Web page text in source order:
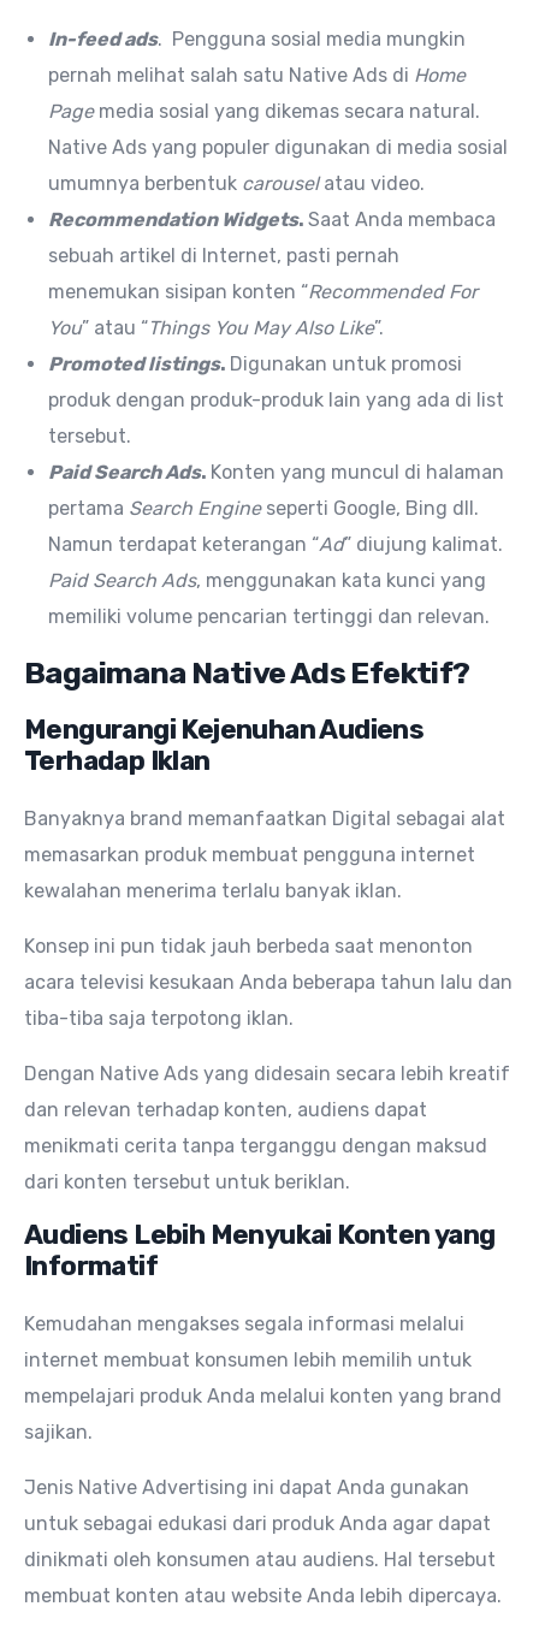
In-feed ads. Pengguna sosial media mungkin
pernah melihat salah satu Native Ads di Home
Pagemedia sosial yang dikemas secara natural.
Native Ads yang populer digunakan di media sosial
umumnya berbentuk carouselatau video.
Recommendation Widgets. Saat Anda membaca
sebuah artikel di Internet, pasti pernah
menemukan sisipan konten “Recommended For
You” atau “Things You May Also Like”.
Promoted listings. Digunakan untuk promosi
produk dengan produk-produk lain yang ada di list
tersebut.
Paid Search Ads. Konten yang muncul di halaman
pertama Search Engineseperti Google, Bing dll.
Namun terdapat keterangan “Ad” diujung kalimat.
Paid Search Ads, menggunakan kata kunci yang
memiliki volume pencarian tertinggi dan relevan.
Bagaimana Native Ads Efektif?
Mengurangi Kejenuhan Audiens
Terhadap Iklan
Banyaknya brand memanfaatkan Digital sebagai alat
memasarkan produk membuat pengguna internet
kewalahan menerima terlalu banyak iklan.
Konsep ini pun tidak jauh berbeda saat menonton
acara televisi kesukaan Anda beberapa tahun lalu dan
tiba-tiba saja terpotong iklan.
Dengan Native Ads yang didesain secara lebih kreatif
dan relevan terhadap konten, audiens dapat
menikmati cerita tanpa terganggu dengan maksud
dari konten tersebut untuk beriklan.
Audiens Lebih Menyukai Konten yang
Informatif
Kemudahan mengakses segala informasi melalui
internet membuat konsumen lebih memilih untuk
mempelajari produk Anda melalui konten yang brand
sajikan.
Jenis Native Advertising ini dapat Anda gunakan
untuk sebagai edukasi dari produk Anda agar dapat
dinikmati oleh konsumen atau audiens. Hal tersebut
membuat konten atau website Anda lebih dipercaya.